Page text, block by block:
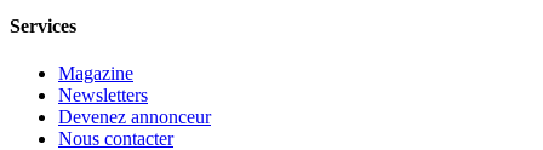
Services
Magazine
Newsletters
Devenez annonceur
Nous contacter